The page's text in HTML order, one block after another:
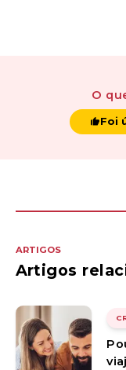
O
Foi
ARTIGOS
Artigos